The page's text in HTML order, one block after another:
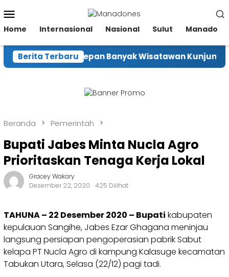
ke
kontenMobile
Home Internasional Nasional Sulut Manado
Berita Terbaru
Harap ke Depan Banyak Wisatawan Kunjungi
Beranda Pemerintah
Bupati Jabes Minta Nucla Agro
Prioritaskan Tenaga Kerja Lokal
Gracey Wakary
Desember 22, 2020
425 Dilihat
TAHUNA – 22 Desember 2020 – Bupati kabupaten
kepulauan Sangihe, Jabes Ezar Ghagana meninjau
langsung persiapan pengoperasian pabrik Sabut
kelapa PT Nucla Agro di kampung Kalasuge kecamatan
Tabukan Utara, Selasa (22/12) pagi tadi.